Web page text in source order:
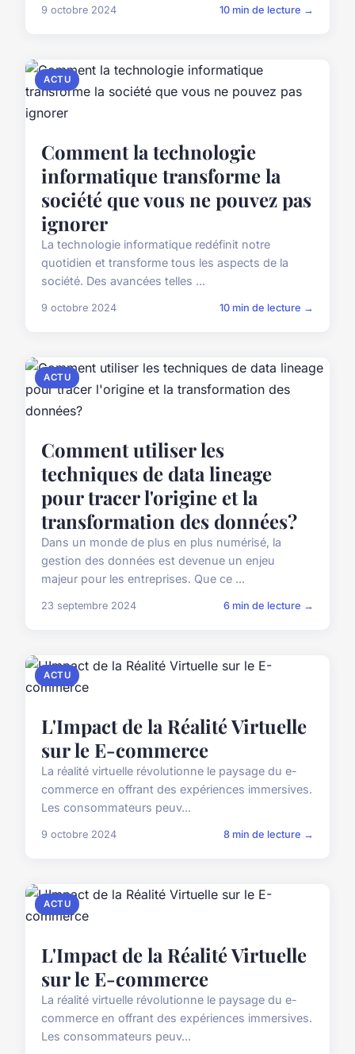
9 octobre 2024 10 min de lecture →
ACTU
Comment la technologie
informatique transforme la
société que vous ne pouvez pas
ignorer
La technologie informatique redéfinit notre
quotidien et transforme tous les aspects de la
société. Des avancées telles ...
9 octobre 2024 10 min de lecture →
ACTU
Comment utiliser les
techniques de data lineage
pour tracer l'origine et la
transformation des données?
Dans un monde de plus en plus numérisé, la
gestion des données est devenue un enjeu
majeur pour les entreprises. Que ce ...
23 septembre 2024 6 min de lecture →
ACTU
L'Impact de la Réalité Virtuelle
sur le E-commerce
La réalité virtuelle révolutionne le paysage du e-
commerce en offrant des expériences immersives.
Les consommateurs peuv...
9 octobre 2024 8 min de lecture →
ACTU
L'Impact de la Réalité Virtuelle
sur le E-commerce
La réalité virtuelle révolutionne le paysage du e-
commerce en offrant des expériences immersives.
Les consommateurs peuv...